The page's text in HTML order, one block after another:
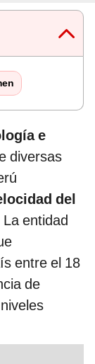
e
diversas
del
entidad
entre el 18
de